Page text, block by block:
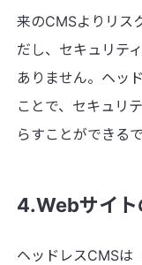
来のCMSよりリス
だし、セキュリテ
ありません。ヘッ
ことで、セキュリ
らすことができるで
4.Webサイト
ヘッドレスCMSは